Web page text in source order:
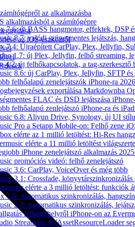
7.6: új BASS hangmotor, effektek, DSP
8.7: valódi szünetmentes lejátszás,
7.4: Újraépített CarPlay, Plex, Jellyfin,
1.7: új Plex, Jellyfin, felhő streaming,
4.2: új felhőkapcsolatok, a tag-szerkesztő
8.6: új CarPlay, Plex, Jellyfin, SFTP
felhőalapú zenelejátszók iPhone-ra
exportálása Markdownba
FLAC és DSD lejátszása
felhőalapú zenlejátszó iPhone-ra és
6.8: Aliyun Drive, Synology, új UI
Pro a Setapp Mobile-on: Felhő zene
elérte az 1 millió letöltést: Hi-Res
elérte a 11 millió letöltést világszerte
iPhone zenelejátszó alkalmazás
promóciós videó: felhő zenelejátszó
3.6: CarPlay, VoiceOver és még több
3.1: Crossfade, könyvtárszinkronizálás
elérte a 3 millió letöltést: funkciók
1.6: Automatikus szinkronizálás,
2.3: Automatikus szinkronizálás,
felhőtárhelyről iPhone-on az
Streaming AVAssetResourceLoader
az alkalmazásba
alkalmazásból a számítógépre
az iOS-eszközről